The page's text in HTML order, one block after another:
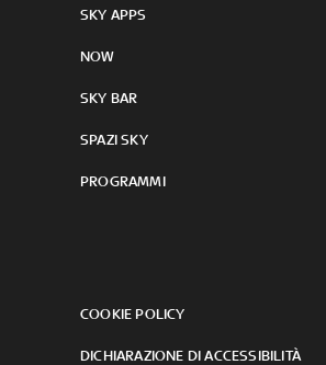
SKY APPS
NOW
SKY BAR
SPAZI SKY
PROGRAMMI
COOKIE POLICY
DICHIARAZIONE DI ACCESSIBILITÀ